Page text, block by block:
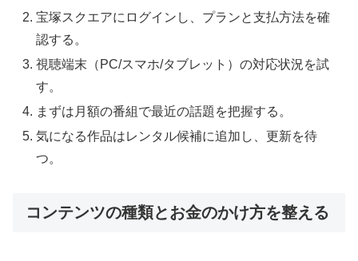
宝塚スクエアにログインし、プランと支払方法を確
認する。
視聴端末（PC/スマホ/タブレット）の対応状況を試
す。
まずは月額の番組で最近の話題を把握する。
気になる作品はレンタル候補に追加し、更新を待
つ。
コンテンツの種類とお金のかけ方を整える